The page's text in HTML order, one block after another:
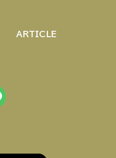
ARTICLE